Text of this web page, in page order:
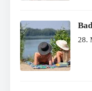
28.